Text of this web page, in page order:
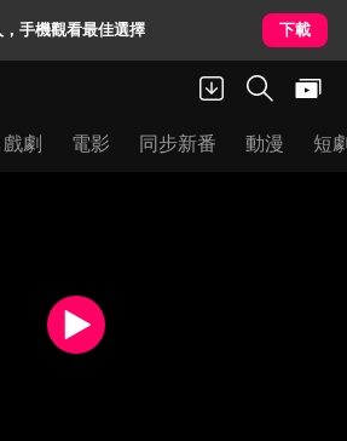
手機觀看最佳選擇 下載
戲劇 電影 同步新番 動漫 短